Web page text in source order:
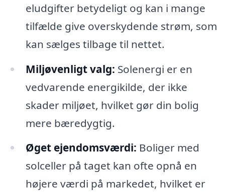
eludgifter betydeligt og kan i mange
tilfælde give overskydende strøm, som
kan sælges tilbage til nettet.
Miljøvenligt valg: Solenergi er en
vedvarende energikilde, der ikke
skader miljøet, hvilket gør din bolig
mere bæredygtig.
Øget ejendomsværdi: Boliger med
solceller på taget kan ofte opnå en
højere værdi på markedet, hvilket er